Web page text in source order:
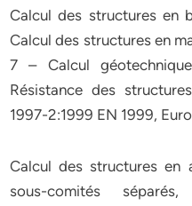
Calcul des structures en
Calcul des structures en
7 – Calcul
Résistance des
1997-2:1999 EN 1999,
Calcul des structures en
sous-comités